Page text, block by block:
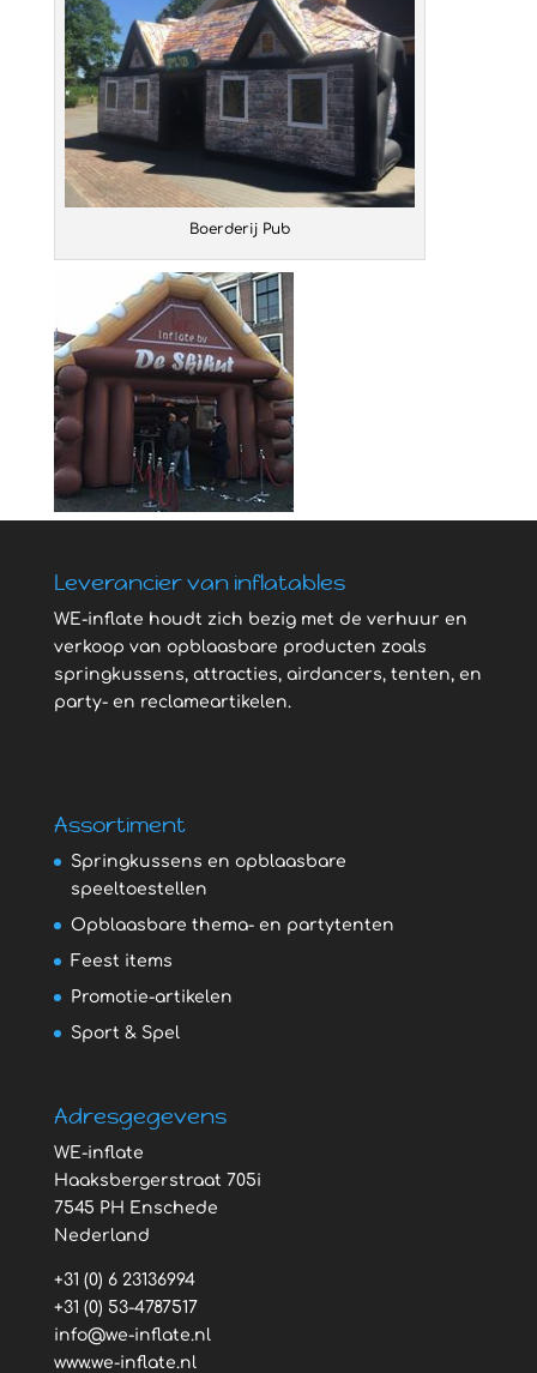
Boerderij Pub
Leverancier van inflatables
WE-inflate houdt zich bezig met de verhuur en
verkoop van opblaasbare producten zoals
springkussens, attracties, airdancers, tenten, en
party- en reclameartikelen.
Assortiment
Springkussens en opblaasbare
speeltoestellen
Opblaasbare thema- en partytenten
Feest items
Promotie-artikelen
Sport & Spel
Adresgegevens
WE-inflate
Haaksbergerstraat 705i
7545 PH Enschede
Nederland
+31 (0) 6 23136994
+31 (0) 53-4787517
info@we-inflate.nl
www.we-inflate.nl